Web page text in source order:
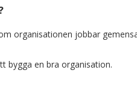
organisationen jobbar
bygga en bra organisation.